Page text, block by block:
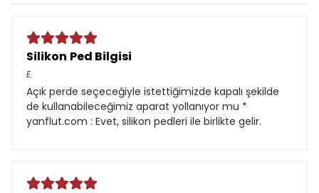
Silikon Ped Bilgisi
E.
Açık perde seçeceğiyle istettiğimizde kapalı şekilde
de kullanabileceğimiz aparat yollanıyor mu *
yanflut.com : Evet, silikon pedleri ile birlikte gelir.